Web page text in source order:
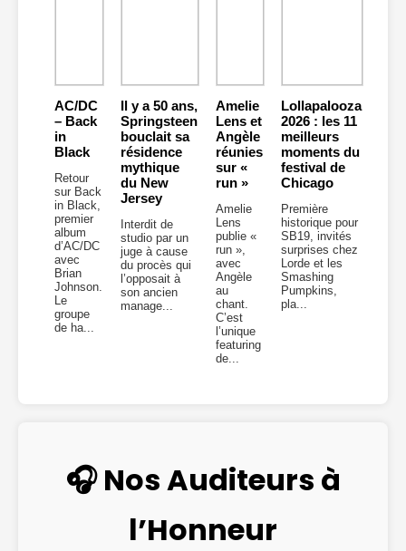
AC/DC
– Back
in
Black
Retour
sur Back
in Black,
premier
album
d’AC/DC
avec
Brian
Johnson.
Le
groupe
de ha...
Il y a 50 ans,
Springsteen
bouclait sa
résidence
mythique
du New
Jersey
Interdit de
studio par un
juge à cause
du procès qui
l’opposait à
son ancien
manage...
Amelie
Lens et
Angèle
réunies
sur «
run »
Amelie
Lens
publie «
run »,
avec
Angèle
au
chant.
C’est
l’unique
featuring
de...
Lollapalooza
2026 : les 11
meilleurs
moments du
festival de
Chicago
Première
historique pour
SB19, invités
surprises chez
Lorde et les
Smashing
Pumpkins,
pla...
🎧 Nos Auditeurs à
l’Honneur